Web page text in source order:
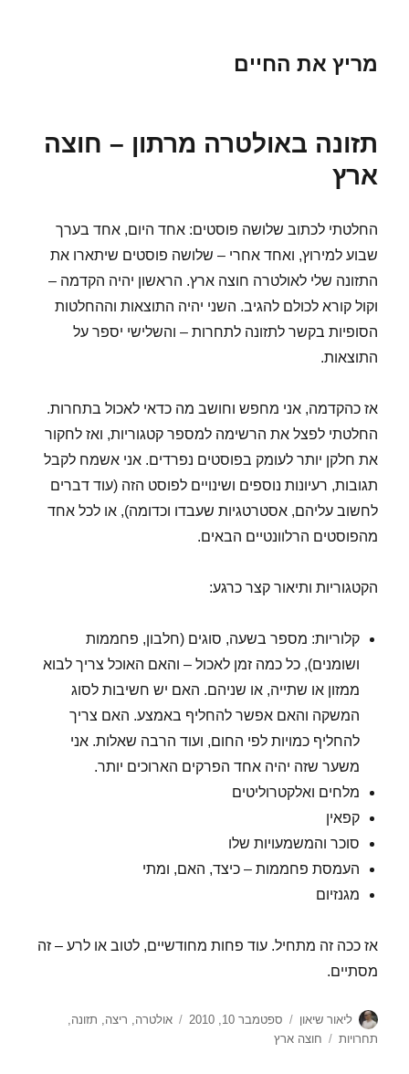
מריץ את החיים
תזונה באולטרה מרתון – חוצה
ארץ
החלטתי לכתוב שלושה פוסטים: אחד היום, אחד בערך
שבוע למירוץ, ואחד אחרי – שלושה פוסטים שיתארו את
התזונה שלי לאולטרה חוצה ארץ. הראשון יהיה הקדמה –
וקול קורא לכולם להגיב. השני יהיה התוצאות וההחלטות
הסופיות בקשר לתזונה לתחרות – והשלישי יספר על
התוצאות.
אז כהקדמה, אני מחפש וחושב מה כדאי לאכול בתחרות.
החלטתי לפצל את הרשימה למספר קטגוריות, ואז לחקור
את חלקן יותר לעומק בפוסטים נפרדים. אני אשמח לקבל
תגובות, רעיונות נוספים ושינויים לפוסט הזה (עוד דברים
לחשוב עליהם, אסטרטגיות שעבדו וכדומה), או לכל אחד
מהפוסטים הרלוונטיים הבאים.
הקטגוריות ותיאור קצר כרגע:
קלוריות: מספר בשעה, סוגים (חלבון, פחממות
ושומנים), כל כמה זמן לאכול – והאם האוכל צריך לבוא
ממזון או שתייה, או שניהם. האם יש חשיבות לסוג
המשקה והאם אפשר להחליף באמצע. האם צריך
להחליף כמויות לפי החום, ועוד הרבה שאלות. אני
משער שזה יהיה אחד הפרקים הארוכים יותר.
מלחים ואלקטרוליטים
קפאין
סוכר והמשמעויות שלו
העמסת פחממות – כיצד, האם, ומתי
מגנזיום
אז ככה זה מתחיל. עוד פחות מחודשיים, לטוב או לרע – זה
מסתיים.
מחבר
ליאור שיאון
פורסם
בתאריך
ספטמבר 10, 2010 קטגוריות
אולטרה, ריצה, תזונה,
תחרויות
תגיות
חוצה ארץ